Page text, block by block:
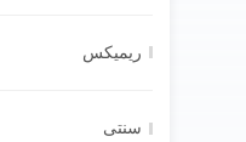
ریمیکس
سنتی